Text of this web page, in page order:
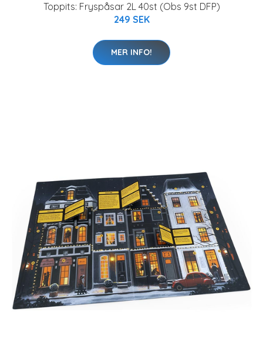
Toppits: Fryspåsar 2L 40st (Obs 9st DFP)
249 SEK
MER INFO!